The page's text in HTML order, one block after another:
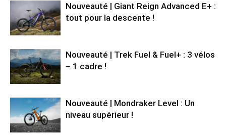
Nouveauté | Giant Reign Advanced E+ :
tout pour la descente !
Nouveauté | Trek Fuel & Fuel+ : 3 vélos
– 1 cadre !
Nouveauté | Mondraker Level : Un
niveau supérieur !